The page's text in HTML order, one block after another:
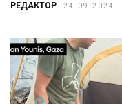
РЕДАКТОР 24.09.2024